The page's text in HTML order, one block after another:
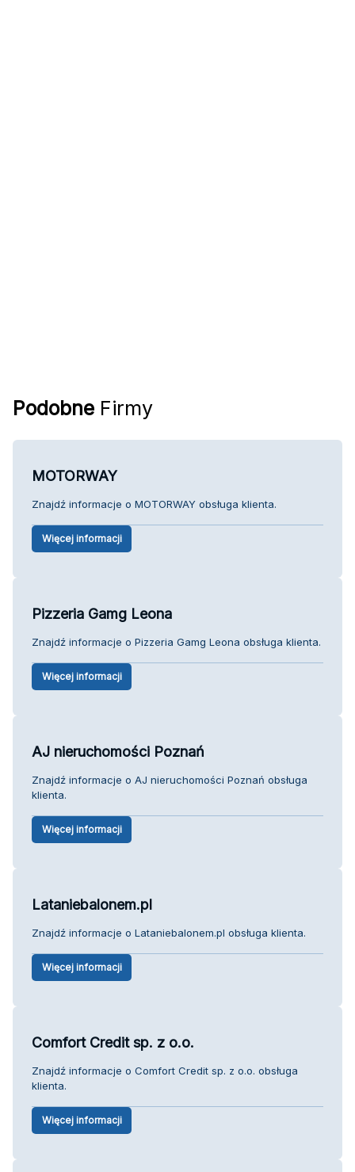
Podobne Firmy
MOTORWAY
Znajdź informacje o MOTORWAY obsługa klienta.
Więcej informacji
Pizzeria Gamg Leona
Znajdź informacje o Pizzeria Gamg Leona obsługa klienta.
Więcej informacji
AJ nieruchomości Poznań
Znajdź informacje o AJ nieruchomości Poznań obsługa
klienta.
Więcej informacji
Lataniebalonem.pl
Znajdź informacje o Lataniebalonem.pl obsługa klienta.
Więcej informacji
Comfort Credit sp. z o.o.
Znajdź informacje o Comfort Credit sp. z o.o. obsługa
klienta.
Więcej informacji